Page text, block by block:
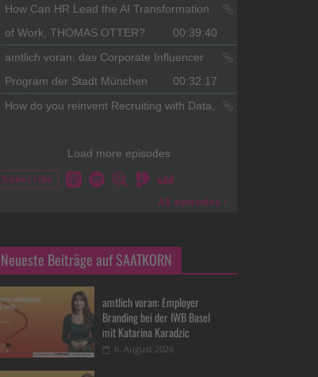
Neueste Beiträge auf SAATKORN
amtlich voran: Employer
Branding bei der IWB Basel
mit Katarina Karadzic
6. August 2026